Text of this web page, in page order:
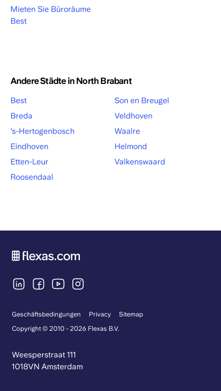
Mieten Sie Büroräume
Best
Andere Städte in North Brabant
Best
Breda
's-Hertogenbosch
Eindhoven
Etten-Leur
Roosendaal
Son en Breugel
Veldhoven
Waalre
Helmond
Valkenswaard
Geschäftsbedingungen Privacy
Sitemap
Copyright © 2010 - 2026 Flexas B.V.
Weesperstraat 111
1018VN Amsterdam